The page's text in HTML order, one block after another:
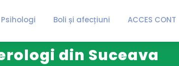
Psihologi Boli și afecțiuni ACCES CONT
din Suceava